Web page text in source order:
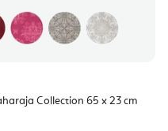
Collection 65 x 23 cm